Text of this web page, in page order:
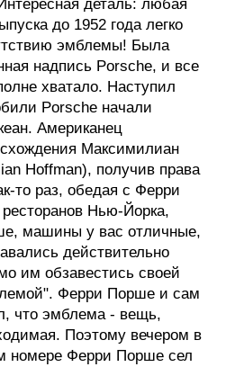
деталь: любая
до 1952 года легко
эмблемы! Была
надпись Porsche, и все
хватало. Наступил
Porsche начали
Американец
Максимилиан
Hoffman), получив права
то раз, обедая с Ферри
Нью-Йорка,
машины у вас отличные,
действительно
им обзавестись своей
Ферри Порше и сам
что эмблема - вещь,
Поэтому вечером в
номере Ферри Порше сел